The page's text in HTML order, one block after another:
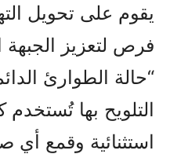
يقوم على تحويل
فرص لتعزيز الجبهة
“حالة الطوارئ
التلويح بها تُستخدم
استثنائية وقمع